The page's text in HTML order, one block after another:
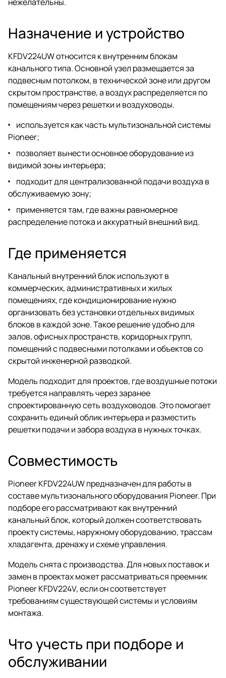
Назначение и устройство
KFDV224UW относится к внутренним блокам
канального типа. Основной узел размещается за
подвесным потолком, в технической зоне или другом
скрытом пространстве, а воздух распределяется по
помещениям через решетки и воздуховоды.
используется как часть мультизональной системы
Pioneer;
позволяет вынести основное оборудование из
видимой зоны интерьера;
подходит для централизованной подачи воздуха в
обслуживаемую зону;
применяется там, где важны равномерное
распределение потока и аккуратный внешний вид.
Где применяется
Канальный внутренний блок используют в
коммерческих, административных и жилых
помещениях, где кондиционирование нужно
организовать без установки отдельных видимых
блоков в каждой зоне. Такое решение удобно для
залов, офисных пространств, коридорных групп,
помещений с подвесными потолками и объектов со
скрытой инженерной разводкой.
Модель подходит для проектов, где воздушные потоки
требуется направлять через заранее
спроектированную сеть воздуховодов. Это помогает
сохранить единый облик интерьера и разместить
решетки подачи и забора воздуха в нужных точках.
Совместимость
Pioneer KFDV224UW предназначен для работы в
составе мультизонального оборудования Pioneer. При
подборе его рассматривают как внутренний
канальный блок, который должен соответствовать
проекту системы, наружному оборудованию, трассам
хладагента, дренажу и схеме управления.
Модель снята с производства. Для новых поставок и
замен в проектах может рассматриваться преемник
Pioneer KFDV224V, если он соответствует
требованиям существующей системы и условиям
монтажа.
Что учесть при подборе и
обслуживании